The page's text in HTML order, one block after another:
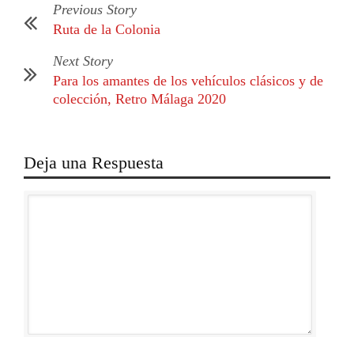
Previous Story
Ruta de la Colonia
Next Story
Para los amantes de los vehículos clásicos y de
colección, Retro Málaga 2020
Deja una Respuesta